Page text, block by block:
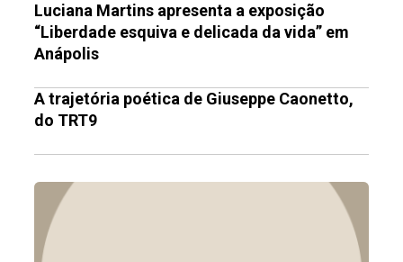
Luciana Martins apresenta a exposição
“Liberdade esquiva e delicada da vida” em
Anápolis
A trajetória poética de Giuseppe Caonetto,
do TRT9